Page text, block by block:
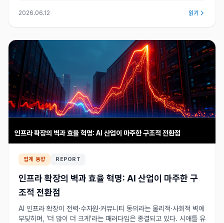
2026.06.12 읽기
인프라 확장의 벽과 효율 혁명: AI 산업이 마주한 구조적 전환점
업계 동향 REPORT
인프라 확장의 벽과 효율 혁명: AI 산업이 마주한 구
조적 전환점
AI 인프라 확장이 전력·수자원·커뮤니티 동의라는 물리적·사회적 벽에
부딪히며, '더 많이 더 크게'라는 패러다임은 종결되고 있다. 시애틀 유